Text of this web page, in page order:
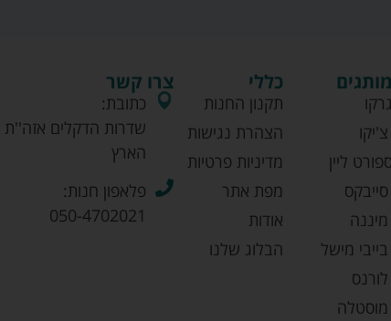
מותגים
גרקו
צ'יקו
ספורט ליין
סייבקס
מיננה
בייבי מישל
לורנס
מוסטלה
כללי
תקנון החנות
הצהרת נגישות
מדיניות פרטיות
מפת אתר
אודות
הבלוג שלנו
צרו קשר
כתובת:
שדרות הדקלים אזה''ת
הארץ
פלאפון חנות:
050-4702021